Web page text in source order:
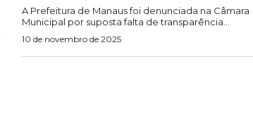
A Prefeitura de Manaus foi denunciada na Câmara
Municipal por suposta falta de transparência...
10 de novembro de 2025